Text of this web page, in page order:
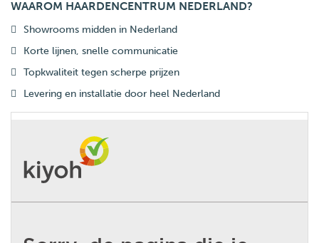
WAAROM HAARDENCENTRUM NEDERLAND?
Showrooms midden in Nederland
Korte lijnen, snelle communicatie
Topkwaliteit tegen scherpe prijzen
Levering en installatie door heel Nederland